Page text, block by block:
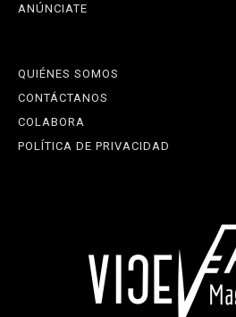
ANÚNCIATE
QUIÉNES SOMOS
CONTÁCTANOS
COLABORA
POLÍTICA DE PRIVACIDAD